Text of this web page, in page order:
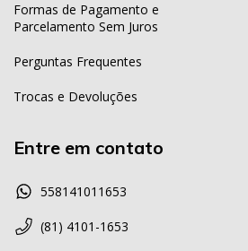
Formas de Pagamento e
Parcelamento Sem Juros
Perguntas Frequentes
Trocas e Devoluções
Entre em contato
558141011653
(81) 4101-1653